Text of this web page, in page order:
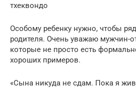
тхеквондо
Особому ребенку нужно, чтобы
родителя. Очень уважаю мужчин-
которые не просто есть
хороших примеров.
«Сына никуда не сдам. Пока я